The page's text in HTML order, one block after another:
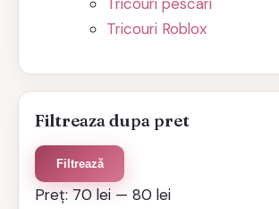
Tricouri Roblox
Filtreaza dupa pret
Preț
minim
Preț
maxim
Filtrează
Preț: 70 lei —80 lei